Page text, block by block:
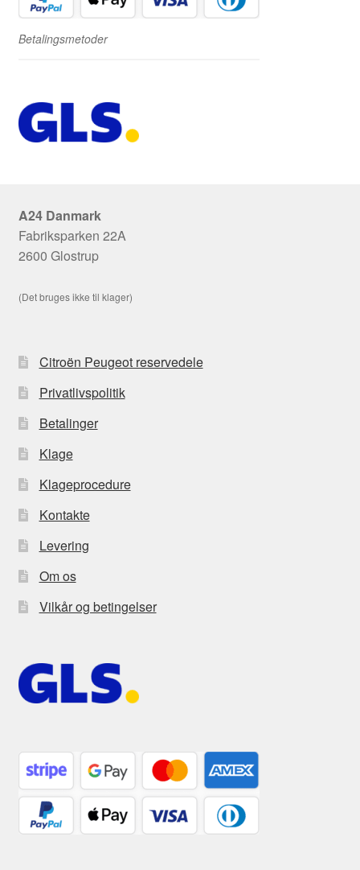
Betalingsmetoder
A24 Danmark
Fabriksparken 22A
2600 Glostrup
(Det bruges ikke til klager)
Citroën Peugeot reservedele
Privatlivspolitik
Betalinger
Klage
Klageprocedure
Kontakte
Levering
Om os
Vilkår og betingelser